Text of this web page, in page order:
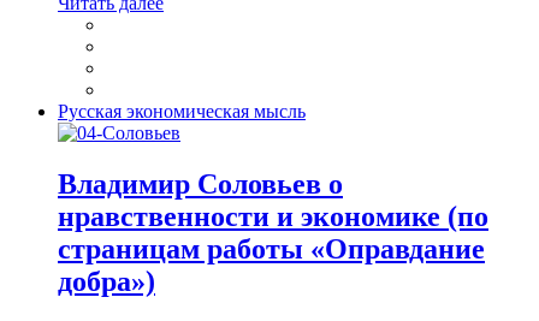
Русская экономическая мысль
Владимир Соловьев о
нравственности и экономике (по
страницам работы «Оправдание
добра»)